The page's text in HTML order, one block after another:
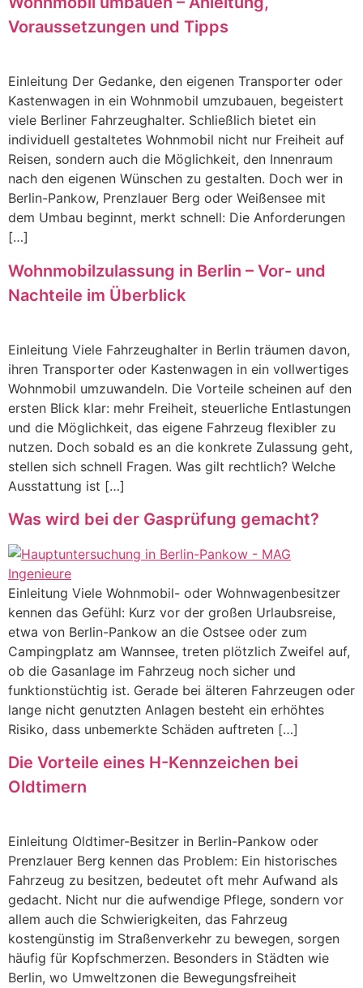
Voraussetzungen und Tipps
Einleitung Der Gedanke, den eigenen Transporter oder
Kastenwagen in ein Wohnmobil umzubauen, begeistert
viele Berliner Fahrzeughalter. Schließlich bietet ein
individuell gestaltetes Wohnmobil nicht nur Freiheit auf
Reisen, sondern auch die Möglichkeit, den Innenraum
nach den eigenen Wünschen zu gestalten. Doch wer in
Berlin-Pankow, Prenzlauer Berg oder Weißensee mit
dem Umbau beginnt, merkt schnell: Die Anforderungen
[…]
Wohnmobilzulassung in Berlin – Vor- und
Nachteile im Überblick
Einleitung Viele Fahrzeughalter in Berlin träumen davon,
ihren Transporter oder Kastenwagen in ein vollwertiges
Wohnmobil umzuwandeln. Die Vorteile scheinen auf den
ersten Blick klar: mehr Freiheit, steuerliche Entlastungen
und die Möglichkeit, das eigene Fahrzeug flexibler zu
nutzen. Doch sobald es an die konkrete Zulassung geht,
stellen sich schnell Fragen. Was gilt rechtlich? Welche
Ausstattung ist […]
Was wird bei der Gasprüfung gemacht?
Einleitung Viele Wohnmobil- oder Wohnwagenbesitzer
kennen das Gefühl: Kurz vor der großen Urlaubsreise,
etwa von Berlin-Pankow an die Ostsee oder zum
Campingplatz am Wannsee, treten plötzlich Zweifel auf,
ob die Gasanlage im Fahrzeug noch sicher und
funktionstüchtig ist. Gerade bei älteren Fahrzeugen oder
lange nicht genutzten Anlagen besteht ein erhöhtes
Risiko, dass unbemerkte Schäden auftreten […]
Die Vorteile eines H-Kennzeichen bei
Oldtimern
Einleitung Oldtimer-Besitzer in Berlin-Pankow oder
Prenzlauer Berg kennen das Problem: Ein historisches
Fahrzeug zu besitzen, bedeutet oft mehr Aufwand als
gedacht. Nicht nur die aufwendige Pflege, sondern vor
allem auch die Schwierigkeiten, das Fahrzeug
kostengünstig im Straßenverkehr zu bewegen, sorgen
häufig für Kopfschmerzen. Besonders in Städten wie
Berlin, wo Umweltzonen die Bewegungsfreiheit